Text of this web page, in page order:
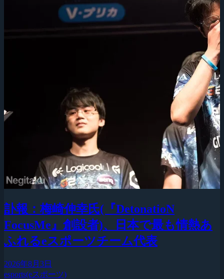
訃報：梅崎伸幸氏(『DetonatioN
FocusMe』創設者)、日本で最も情熱あ
ふれるeスポーツチーム代表
2026年8月3日
esports(eスポーツ)